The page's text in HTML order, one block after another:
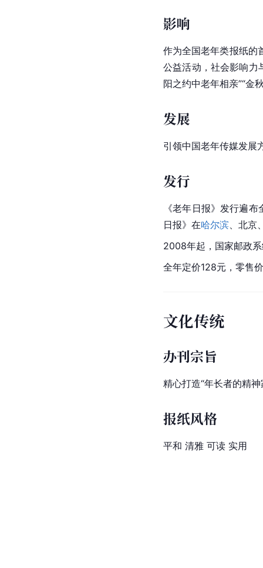
影响
作为全国老年类报纸的
公益活动，社会影响力
阳之约中老年相亲”“金
发展
引领中国老年传媒发展
发行
《老年日报》发行遍
日报》在哈尔滨、 北京
2008年起，国家邮政
全年定价128元，零售
文化传统
办刊宗旨
精心打造“年长者的精神
报纸风格
平和 清雅 可读 实用